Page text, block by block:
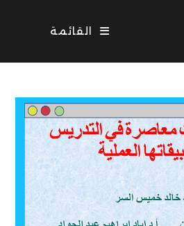
القائمة